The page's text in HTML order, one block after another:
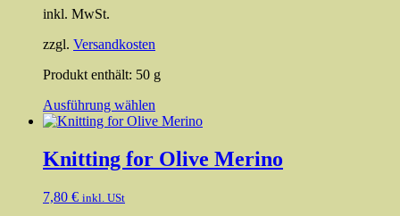
inkl. MwSt.
zzgl. Versandkosten
Produkt enthält: 50 g
Ausführung wählen
Produkt
mehrere
Varianten
Knitting for Olive Merino
7,80 € inkl. USt